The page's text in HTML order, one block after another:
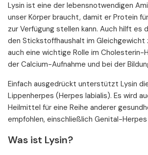
Lysin ist eine der lebensnotwendigen
unser Körper braucht, damit er Protein
zur Verfügung stellen kann. Auch hilft es
den Stickstoffhaushalt im Gleichgewicht
auch eine wichtige Rolle im Cholesterin-
der Calcium-Aufnahme und bei der
Einfach ausgedrückt unterstützt Lysin
Lippenherpes (Herpes labialis). Es wird
Heilmittel für eine Reihe anderer
empfohlen, einschließlich Genital-
Was ist Lysin?